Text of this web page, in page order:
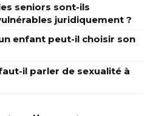
seniors sont-ils
juridiquement ?
enfant peut-il choisir son
il parler de sexualité à